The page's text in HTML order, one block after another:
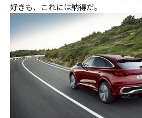
好きも、これには納得だ。